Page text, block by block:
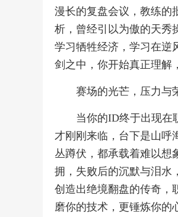
漫长的复盘会议，教练的
析，曾经引以为傲的天秀
学习牺牲经济，学习在逆
剑之中，你开始真正理解
赛场的光芒，压力与
当你的ID终于出现在
才刚刚来临，台下是山呼
丛蹲伏，都承载着难以想
拥，失败后的沉默与泪水
创造出绝境翻盘的传奇，
磨你的技术，更锤炼你的